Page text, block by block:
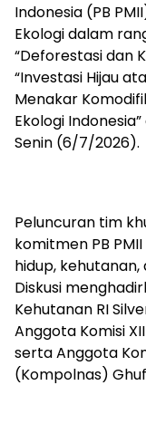
Indonesia (PB
Ekologi dalam
“Deforestasi dan
“Investasi Hijau
Menakar
Ekologi
Senin (6/7/2026).
Peluncuran tim
komitmen PB
hidup, kehutanan,
Diskusi
Kehutanan RI
Anggota Komisi
serta Anggota
(Kompolnas)